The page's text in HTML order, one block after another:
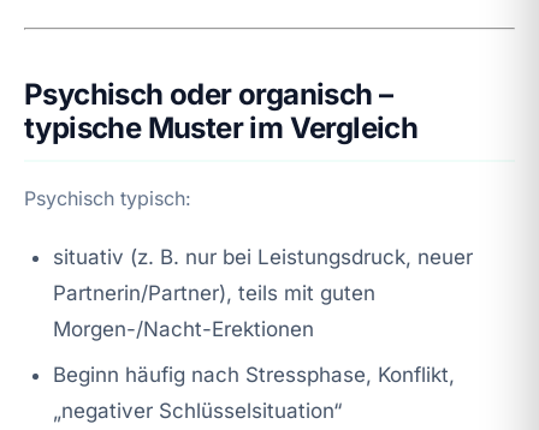
Psychisch oder organisch –
typische Muster im Vergleich
Psychisch typisch:
situativ (z. B. nur bei Leistungsdruck, neuer
Partnerin/Partner), teils mit guten
Morgen-/Nacht-Erektionen
Beginn häufig nach Stressphase, Konflikt,
„negativer Schlüsselsituation“